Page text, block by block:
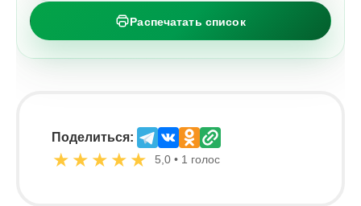
Распечатать список
Поделиться:
★ ★ ★ ★ ★ 5,0 • 1 голос